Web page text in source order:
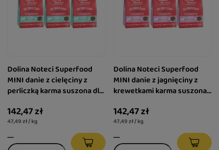
Dolina Noteci Superfood
MINI danie z cielęciny z
perliczką karma suszona dla
142,47 zł
47,49 zł / kg
Dolina Noteci Superfood
MINI danie z jagnięciny z
krewetkami karma suszona
142,47 zł
47,49 zł / kg